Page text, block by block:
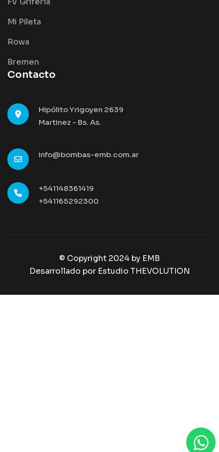
Mi Pileta
Rowa
Bremen
Contacto
Hipólito Yrigoyen 2639
Martinez - Bs. As.
info@bombas-emb.com.ar
+541148361419
+541165292300
© Copyright 2024 by EMB
Desarrollado por Estudio THEVOLUTION